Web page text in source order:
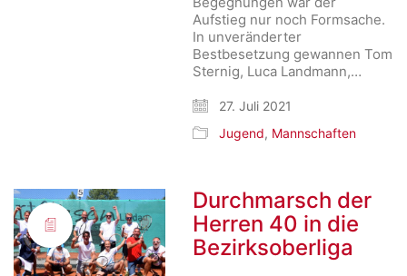
Aufstieg nur noch Formsache.
In unveränderter
Bestbesetzung gewannen Tom
Sternig, Luca Landmann,…
27. Juli 2021
Jugend, Mannschaften
Durchmarsch der
Herren 40 in die
Bezirksoberliga